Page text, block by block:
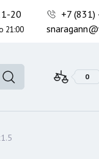
20
21:00
+7
0